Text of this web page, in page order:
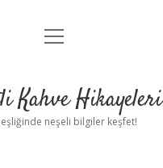
Anasayfa
Yasal Uyarı
menüyü
Kahve Hikayeleri
eşliğinde neşeli bilgiler keşfet!